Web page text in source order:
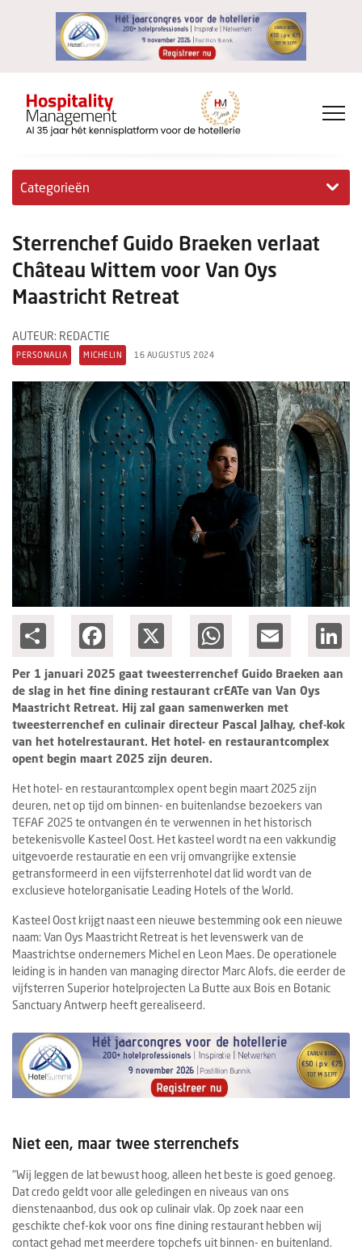
Categorieën
Hotelovernames
HM+
Jong & Ambitieus
Columns
Michelin
Nieuwe hotels
Personalia
HotelSummit
Sterrenchef Guido Braeken verlaat
Château Wittem voor Van Oys
Maastricht Retreat
AUTEUR: REDACTIE
PERSONALIA MICHELIN 16 AUGUSTUS 2024
Facebook WhatsAppEmail
Per 1 januari 2025 gaat tweesterrenchef Guido Braeken aan
de slag in het fine dining restaurant crEATe van Van Oys
Maastricht Retreat. Hij zal gaan samenwerken met
tweesterrenchef en culinair directeur Pascal Jalhay, chef-kok
van het hotelrestaurant. Het hotel- en restaurantcomplex
opent begin maart 2025 zijn deuren.
Het hotel- en restaurantcomplex opent begin maart 2025 zijn
deuren, net op tijd om binnen- en buitenlandse bezoekers van
TEFAF 2025 te ontvangen én te verwennen in het historisch
betekenisvolle Kasteel Oost. Het kasteel wordt na een vakkundig
uitgevoerde restauratie en een vrij omvangrijke extensie
getransformeerd in een vijfsterrenhotel dat lid wordt van de
exclusieve hotelorganisatie Leading Hotels of the World.
Kasteel Oost krijgt naast een nieuwe bestemming ook een nieuwe
naam: Van Oys Maastricht Retreat is het levenswerk van de
Maastrichtse ondernemers Michel en Leon Maes. De operationele
leiding is in handen van managing director Marc Alofs, die eerder de
vijfsterren Superior hotelprojecten La Butte aux Bois en Botanic
Sanctuary Antwerp heeft gerealiseerd.
Niet een, maar twee sterrenchefs
"Wij leggen de lat bewust hoog, alleen het beste is goed genoeg.
Dat credo geldt voor alle geledingen en niveaus van ons
dienstenaanbod, dus ook op culinair vlak. Op zoek naar een
geschikte chef-kok voor ons fine dining restaurant hebben wij
contact gehad met meerdere topchefs uit binnen- en buitenland.